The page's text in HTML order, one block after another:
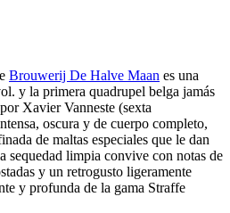
Brouwerij De Halve Maan es una
y la primera quadrupel belga jamás
Xavier Vanneste (sexta
oscura y de cuerpo completo,
de maltas especiales que le dan
sequedad limpia convive con notas de
y un retrogusto ligeramente
y profunda de la gama Straffe